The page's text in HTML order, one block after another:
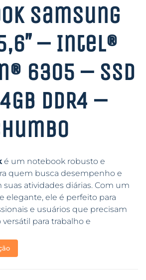
Samsung
– Intel®
6305 – SSD
DDR4 –
é um notebook robusto e
quem busca desempenho e
atividades diárias. Com um
elegante, ele é perfeito para
e usuários que precisam
para trabalho e